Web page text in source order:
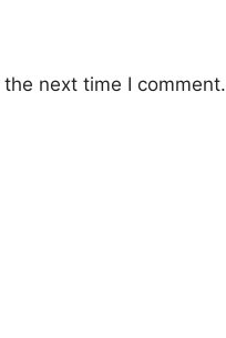
next time I comment.